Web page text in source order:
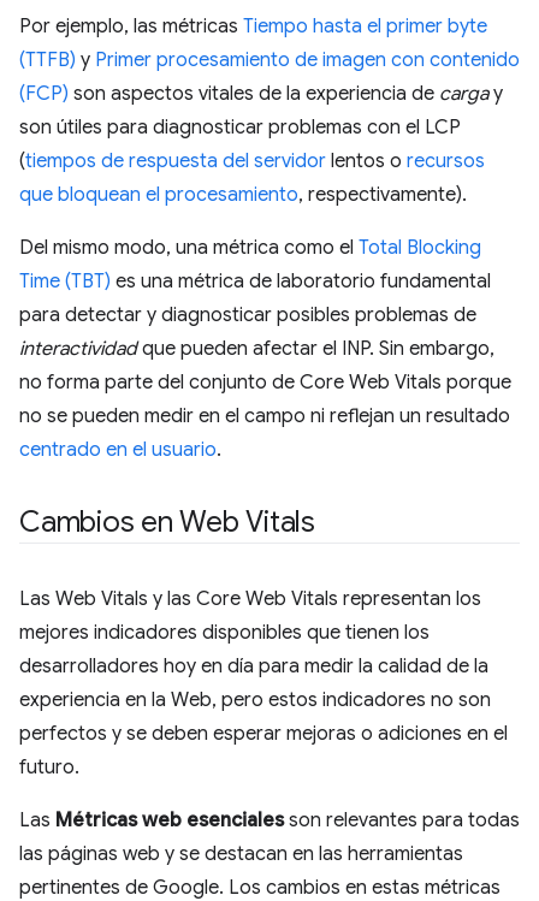
Por ejemplo, las métricas Tiempo hasta el primer byte
(TTFB) y Primer procesamiento de imagen con contenido
(FCP) son aspectos vitales de la experiencia de cargay
son útiles para diagnosticar problemas con el LCP
(tiempos de respuesta del servidor lentos o recursos
que bloquean el procesamiento, respectivamente).
Del mismo modo, una métrica como el Total Blocking
Time (TBT) es una métrica de laboratorio fundamental
para detectar y diagnosticar posibles problemas de
interactividadque pueden afectar el INP. Sin embargo,
no forma parte del conjunto de Core Web Vitals porque
no se pueden medir en el campo ni reflejan un resultado
centrado en el usuario.
Cambios en Web Vitals
Las Web Vitals y las Core Web Vitals representan los
mejores indicadores disponibles que tienen los
desarrolladores hoy en día para medir la calidad de la
experiencia en la Web, pero estos indicadores no son
perfectos y se deben esperar mejoras o adiciones en el
futuro.
Las Métricas web esencialesson relevantes para todas
las páginas web y se destacan en las herramientas
pertinentes de Google. Los cambios en estas métricas